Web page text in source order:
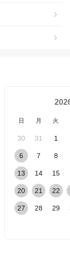
日 月 火
30 31 1
6 7 8
13 14 15
20 21 22
27 28 29